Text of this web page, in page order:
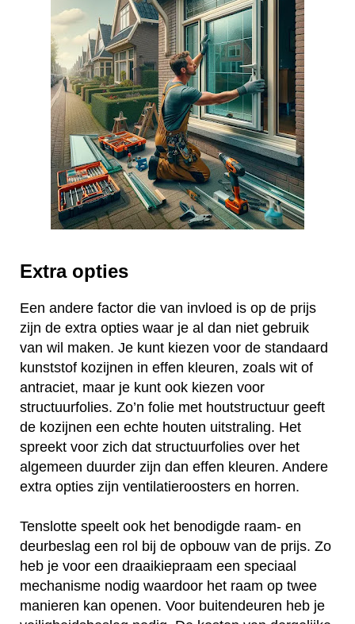
Extra opties
Een andere factor die van invloed is op de prijs
zijn de extra opties waar je al dan niet gebruik
van wil maken. Je kunt kiezen voor de standaard
kunststof kozijnen in effen kleuren, zoals wit of
antraciet, maar je kunt ook kiezen voor
structuurfolies. Zo’n folie met houtstructuur geeft
de kozijnen een echte houten uitstraling. Het
spreekt voor zich dat structuurfolies over het
algemeen duurder zijn dan effen kleuren. Andere
extra opties zijn ventilatieroosters en horren.
Tenslotte speelt ook het benodigde raam- en
deurbeslag een rol bij de opbouw van de prijs. Zo
heb je voor een draaikiepraam een speciaal
mechanisme nodig waardoor het raam op twee
manieren kan openen. Voor buitendeuren heb je